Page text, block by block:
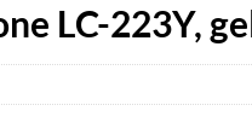
LC-223Y,